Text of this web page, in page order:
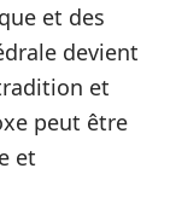
et des
devient
et
peut être
et